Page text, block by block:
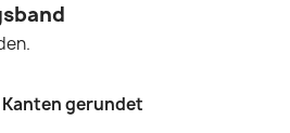
Kanten gerundet